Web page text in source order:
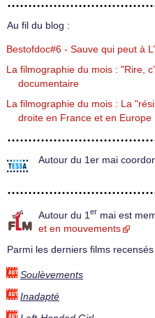
Au fil du blog :
Bestofdoc#6 - Sauve qui peut à
La filmographie du mois : "Rire,
documentaire
La filmographie du mois : La
droite en France et en Europe
Autour du 1er mai
Autour du 1 er mai est
et en mouvements
Parmi les derniers films recensés
Soulèvements
Inadapté